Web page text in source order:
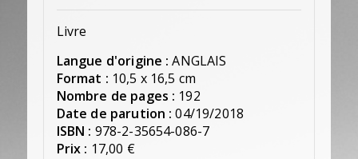
Livre
Langue d'origine : ANGLAIS
Format : 10,5 x 16,5 cm
Nombre de pages : 192
Date de parution : 04/19/2018
ISBN : 978-2-35654-086-7
Prix : 17,00 €